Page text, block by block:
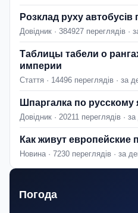
Розклад руху автобусів
Довідник · 384927 переглядів ·
Таблицы табели о
империи
Стаття · 14496 переглядів · за
Шпаргалка по русскому
Довідник · 20211 переглядів ·
Как живут европейские
Новина · 7230 переглядів · за
Погода